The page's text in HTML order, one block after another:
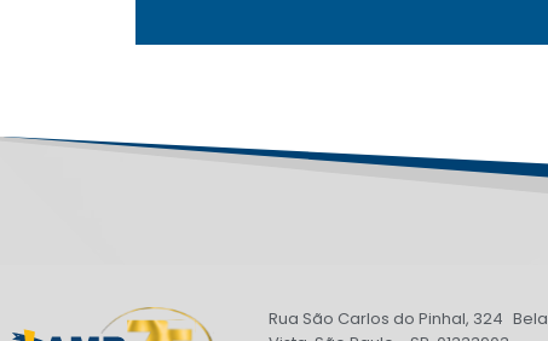
Rua São Carlos do Pinhal, 324 Bela